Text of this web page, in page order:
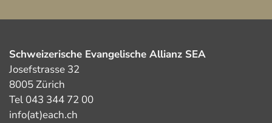
Schweizerische Evangelische Allianz SEA
Josefstrasse 32
8005 Zürich
Tel 043 344 72 00
info(at)each.ch